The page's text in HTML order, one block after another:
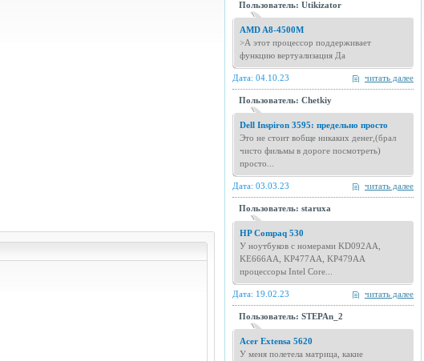
Пользователь: Utikizator
AMD A8-4500M
>А этот процессор поддерживает
функцию вертуализация Да
читать далее
Дата: 04.10.23
Пользователь: Chetkiy
Dell Inspiron 3595: предельно просто
Это не стоит вобще никаких денег,(брал
чисто фильмы в дороге посмотреть)
просто...
читать далее
Дата: 03.03.23
Пользователь: staruxa
HP Compaq 530
У ноутбуков с номерами KD092AA,
KE666AA, KP477AA, KP479AA
процессоры Intel Core...
читать далее
Дата: 19.02.23
Пользователь: STEPAn_2
Acer Extensa 5620
У меня полетела матрица, какие